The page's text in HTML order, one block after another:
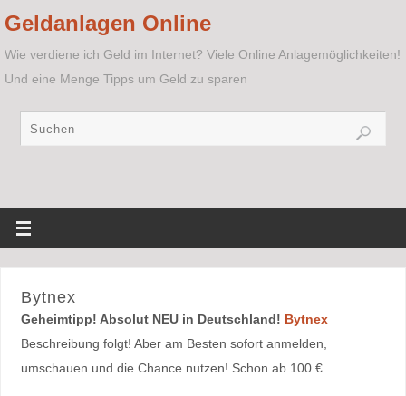
Geldanlagen Online
Wie verdiene ich Geld im Internet? Viele Online Anlagemöglichkeiten!
Und eine Menge Tipps um Geld zu sparen
Bytnex
Geheimtipp! Absolut NEU in Deutschland! Bytnex
Beschreibung folgt! Aber am Besten sofort anmelden,
umschauen und die Chance nutzen! Schon ab 100 €